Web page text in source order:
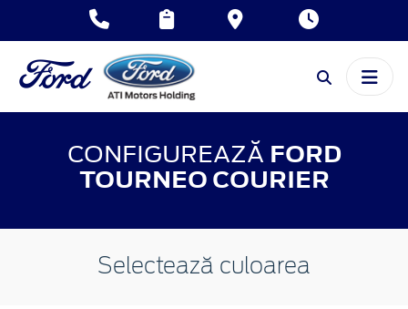
CONFIGUREAZĂ FORD
TOURNEO COURIER
Selectează culoarea